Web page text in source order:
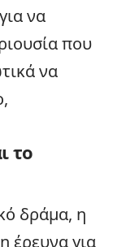
να
που
να
το
δράμα, η
έρευνα για